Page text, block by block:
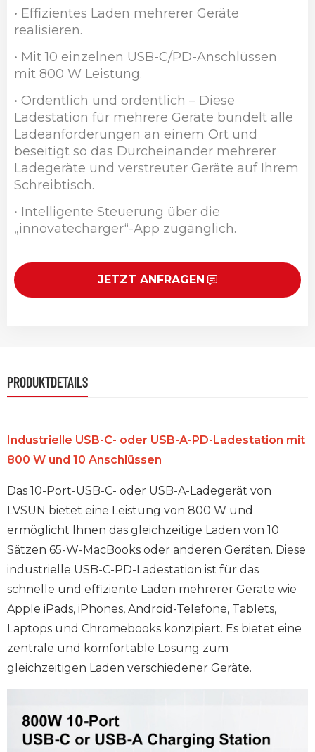
• Effizientes Laden mehrerer Geräte
realisieren.
• Mit 10 einzelnen USB-C/PD-Anschlüssen
mit 800 W Leistung.
• Ordentlich und ordentlich – Diese
Ladestation für mehrere Geräte bündelt alle
Ladeanforderungen an einem Ort und
beseitigt so das Durcheinander mehrerer
Ladegeräte und verstreuter Geräte auf Ihrem
Schreibtisch.
• Intelligente Steuerung über die
„innovatecharger“-App zugänglich.
JETZT ANFRAGEN
PRODUKTDETAILS
Industrielle USB-C- oder USB-A-PD-Ladestation mit
800 W und 10 Anschlüssen
Das 10-Port-USB-C- oder USB-A-Ladegerät von
LVSUN bietet eine Leistung von 800 W und
ermöglicht Ihnen das gleichzeitige Laden von 10
Sätzen 65-W-MacBooks oder anderen Geräten. Diese
industrielle USB-C-PD-Ladestation ist für das
schnelle und effiziente Laden mehrerer Geräte wie
Apple iPads, iPhones, Android-Telefone, Tablets,
Laptops und Chromebooks konzipiert. Es bietet eine
zentrale und komfortable Lösung zum
gleichzeitigen Laden verschiedener Geräte.